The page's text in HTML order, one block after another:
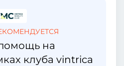
на
клуба vintrica